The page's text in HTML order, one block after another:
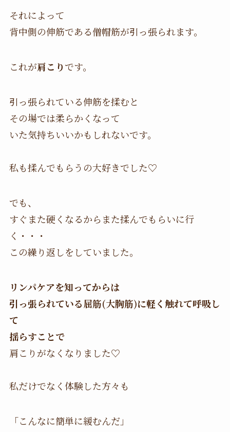
それによって
背中側の伸筋である僧帽筋が引っ張られます。
これが肩こりです。
引っ張られている伸筋を揉むと
その場では柔らかくなって
いた気持ちいいかもしれないです。
私も揉んでもらうの大好きでした♡
でも、
すぐまた硬くなるからまた揉んでもらいに行
く・・・
この繰り返しをしていました。
リンパケアを知ってからは
引っ張られている屈筋(大胸筋)に軽く触れて呼吸し
て
揺らすことで
肩こりがなくなりました♡
私だけでなく体験した方々も
「こんなに簡単に緩むんだ」